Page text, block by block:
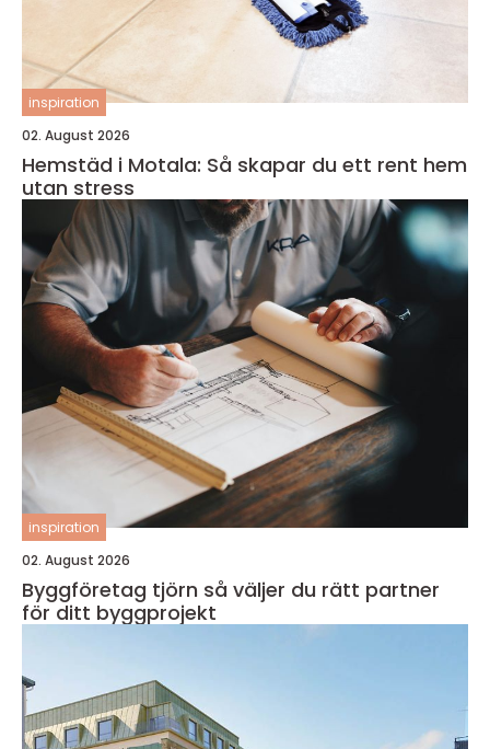
inspiration
02. August 2026
Hemstäd i Motala: Så skapar du ett rent hem
utan stress
inspiration
02. August 2026
Byggföretag tjörn så väljer du rätt partner
för ditt byggprojekt